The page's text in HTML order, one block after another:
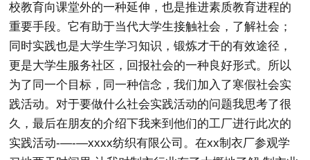
校教育向课堂外的一种延伸，也是推进素质教育进程的
重要手段。它有助于当代大学生接触社会，了解社会；
同时实践也是大学生学习知识，锻炼才干的有效途径，
更是大学生服务社区，回报社会的一种良好形式。所以
为了同一个目标，同一种信念，我们加入了寒假社会实
践活动。对于要做什么社会实践活动的问题我思考了很
久，最后在朋友的介绍下我来到他们的工厂进行此次的
实践活动-—-—xxxx纺织有限公司。在xx制衣厂参观学